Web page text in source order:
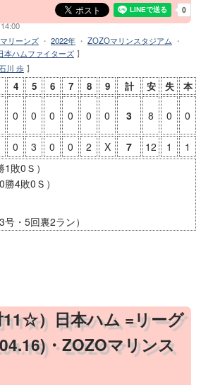
リーンズ ・ 2022年 ・ ZOZOマリンスタジアム ・
本ハムファイターズ 】
川 歩 】
4 5 6 7 8 9 計 安 失 本
0 0 0 0 0 0 3 8 0 0
0 3 0 0 2 X 7 12 1
1
敗0Ｓ）
4敗0Ｓ）
・5回裏2ラン）
）日本ハム =リーグ
・ZOZOマリンス